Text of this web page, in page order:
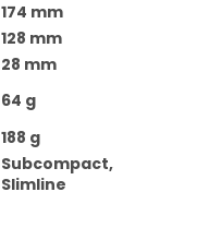
174 mm
128 mm
28 mm
64 g
188 g
Subcompact,
Slimline